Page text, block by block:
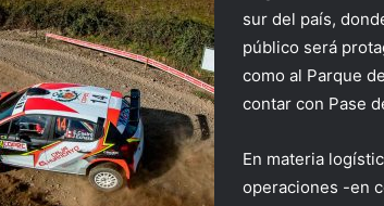
sur del país,
público será
como al Parque
contar con Pase
En materia
operaciones -en